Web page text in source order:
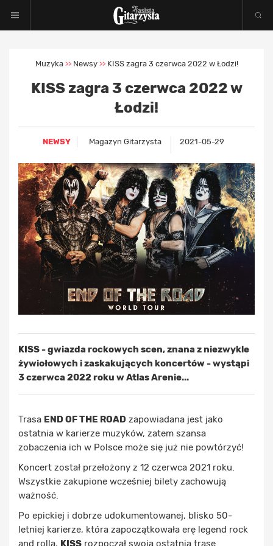
Muzyka >> Newsy >> KISS zagra 3 czerwca 2022 w Łodzi!
KISS zagra 3 czerwca 2022 w
Łodzi!
NEWSY Magazyn Gitarzysta 2021-05-29
KISS - gwiazda rockowych scen, znana z niezwykle
żywiołowych i zaskakujących koncertów - wystąpi
3 czerwca 2022 roku w Atlas Arenie...
Trasa END OF THE ROAD zapowiadana jest jako
ostatnia w karierze muzyków, zatem szansa
zobaczenia ich w Polsce może się już nie powtórzyć!
Koncert został przełożony z 12 czerwca 2021 roku.
Wszystkie zakupione wcześniej bilety zachowują
ważność.
Po epickiej i dobrze udokumentowanej, blisko 50-
letniej karierze, która zapoczątkowała erę legend rock
and rolla, KISS rozpoczął swoją ostatnią trasę